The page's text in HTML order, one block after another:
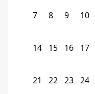
7 8 9 10
14 15 16 17
21 22 23 24